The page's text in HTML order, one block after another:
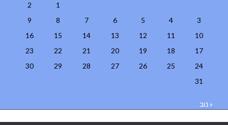
1
2
3
4
5
6
7
8
9
10
11
12
13
14
15
16
17
18
19
20
21
22
23
24
25
26
27
28
29
30
31
« נוב